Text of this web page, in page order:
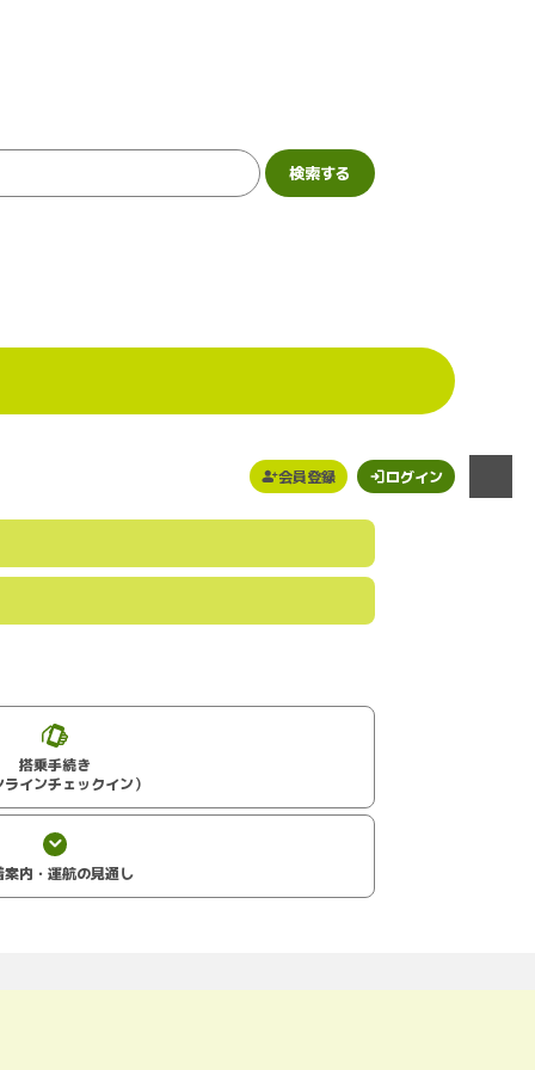
会員登録 ログイン
搭乗手続き
ラインチェックイン）
案内・運航の見通し